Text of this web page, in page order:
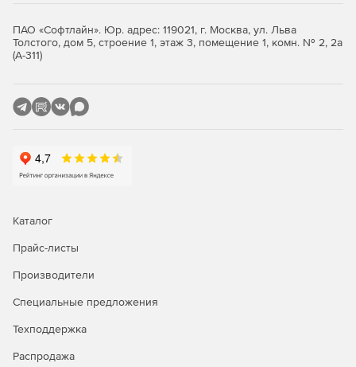
AudioSuite, совместима с операционными системами
Mac OS X и Windows.
Mac OS X и Windows.
ПАО «Софтлайн». Юр. адрес: 119021, г. Москва, ул. Льва
Толстого, дом 5, строение 1, этаж 3, помещение 1, комн. № 2, 2а
(А-311)
Каталог
Прайс-листы
Производители
Специальные предложения
Техподдержка
Распродажа